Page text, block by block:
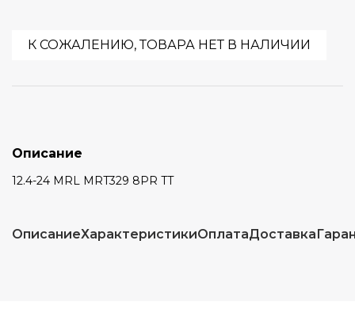
К СОЖАЛЕНИЮ, ТОВАРА НЕТ В НАЛИЧИИ
Описание
12.4-24 MRL MRT329 8PR TT
ОписаниеХарактеристикиОплатаДоставка